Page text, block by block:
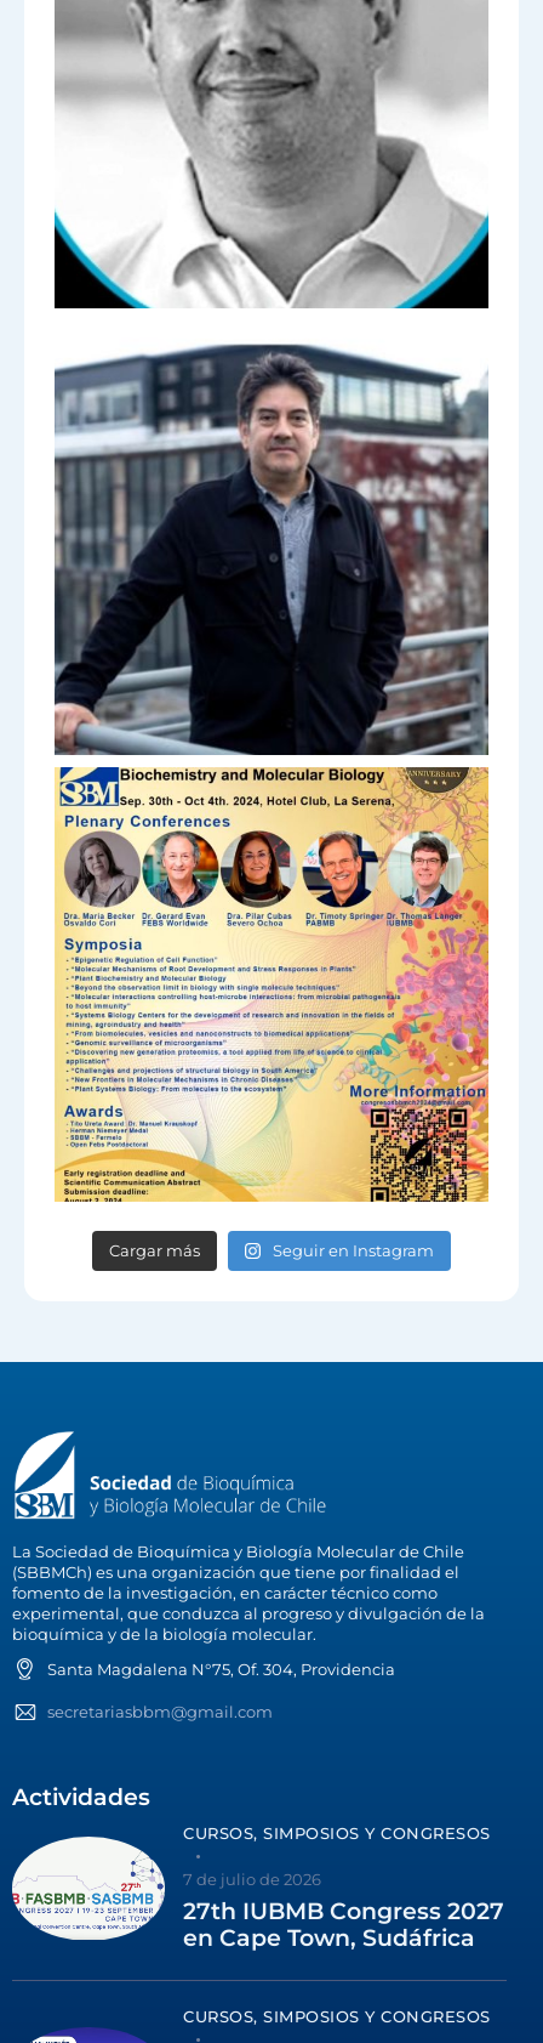
Cargar más Seguir en Instagram
La Sociedad de Bioquímica y Biología Molecular de Chile
(SBBMCh) es una organización que tiene por finalidad el
fomento de la investigación, en carácter técnico como
experimental, que conduzca al progreso y divulgación de la
bioquímica y de la biología molecular.
Santa Magdalena N°75, Of. 304, Providencia
secretariasbbm@gmail.com
Actividades
CURSOS, SIMPOSIOS Y CONGRESOS
7 de julio de 2026
27th IUBMB Congress 2027
en Cape Town, Sudáfrica
CURSOS, SIMPOSIOS Y CONGRESOS